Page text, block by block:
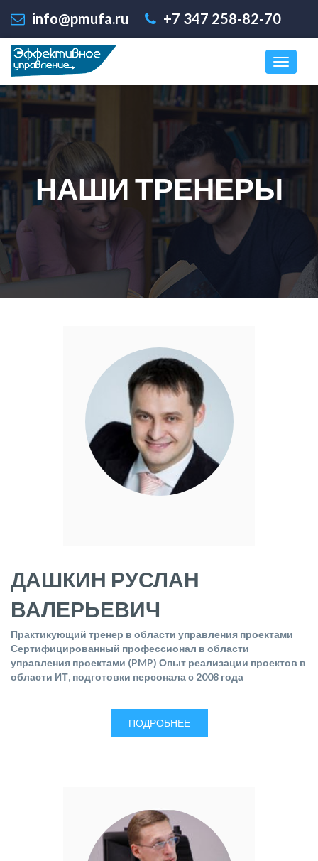
info@pmufa.ru +7 347 258-82-70
НАШИ ТРЕНЕРЫ
ДАШКИН РУСЛАН
ВАЛЕРЬЕВИЧ
Практикующий тренер в области управления проектами
Сертифицированный профессионал в области
управления проектами (PMP) Опыт реализации проектов в
области ИТ, подготовки персонала с 2008 года
ПОДРОБНЕЕ